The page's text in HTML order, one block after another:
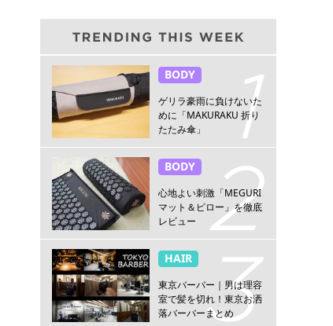
BODY
ゲリラ豪雨に負けないた
めに「MAKURAKU 折り
たたみ傘」
BODY
心地よい刺激「MEGURI
マット＆ピロー」を徹底
レビュー
HAIR
東京バーバー｜男は理容
室で髪を切れ！東京お洒
落バーバーまとめ